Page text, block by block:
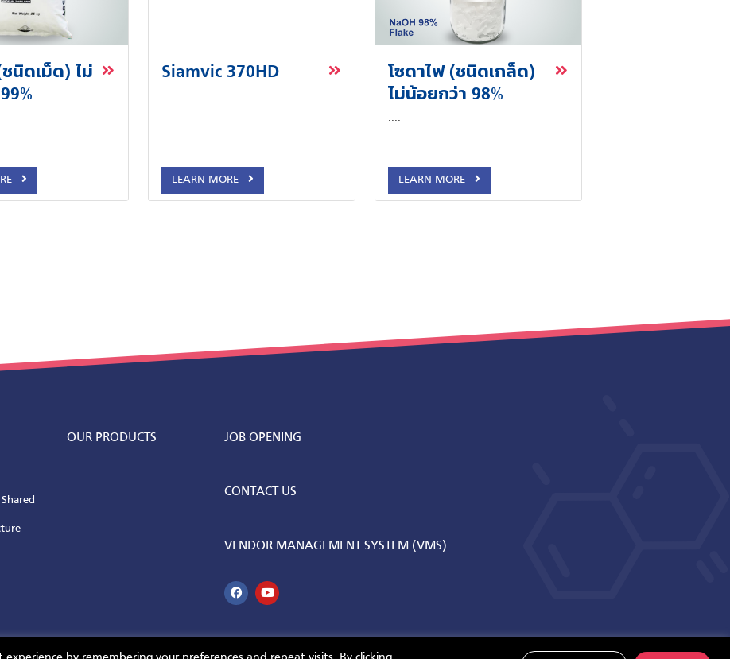
นิดเม็ด) ไม่
Siamvic 370HD
LEARN MORE
โซดาไฟ (ชนิดเกล็ด)
ไม่น้อยกว่า 98%
LEARN MORE
OUR PRODUCTS JOB OPENING
CONTACT US
VENDOR MANAGEMENT SYSTEM (VMS)